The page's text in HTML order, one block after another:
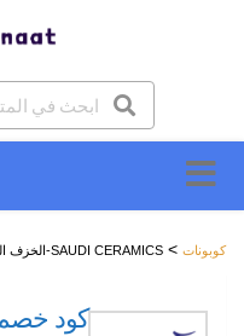
إلى
المحتوى
كوبونات > SAUDI CERAMICS-الخزف السعودي
كود